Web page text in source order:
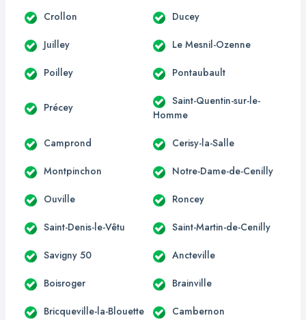
Crollon Ducey
Juilley Le Mesnil-Ozenne
Poilley Pontaubault
Précey
Saint-Quentin-sur-le-
Homme
Camprond Cerisy-la-Salle
Montpinchon Notre-Dame-de-Cenilly
Ouville Roncey
Saint-Denis-le-Vêtu Saint-Martin-de-Cenilly
Savigny 50 Ancteville
Boisroger Brainville
Bricqueville-la-Blouette Cambernon